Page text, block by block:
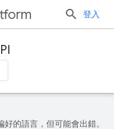
登入
的語言，但可能會出錯。